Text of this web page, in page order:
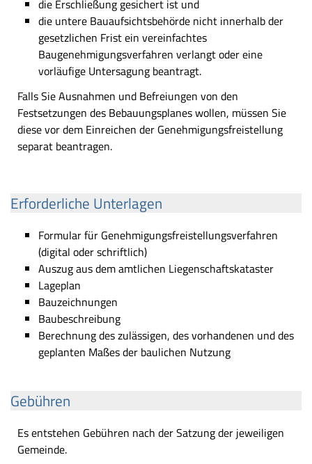
die Erschließung gesichert ist und
die untere Bauaufsichtsbehörde nicht innerhalb der
gesetzlichen Frist ein vereinfachtes
Baugenehmigungsverfahren verlangt oder eine
vorläufige Untersagung beantragt.
Falls Sie Ausnahmen und Befreiungen von den
Festsetzungen des Bebauungsplanes wollen, müssen Sie
diese vor dem Einreichen der Genehmigungsfreistellung
separat beantragen.
Erforderliche Unterlagen
Formular für Genehmigungsfreistellungsverfahren
(digital oder schriftlich)
Auszug aus dem amtlichen Liegenschaftskataster
Lageplan
Bauzeichnungen
Baubeschreibung
Berechnung des zulässigen, des vorhandenen und des
geplanten Maßes der baulichen Nutzung
Gebühren
Es entstehen Gebühren nach der Satzung der jeweiligen
Gemeinde.